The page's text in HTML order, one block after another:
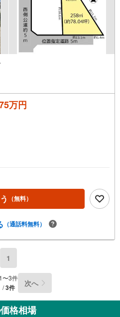
万円
（無料）
（通話料無料）
1
1〜3件
/3件 次へ
格相場